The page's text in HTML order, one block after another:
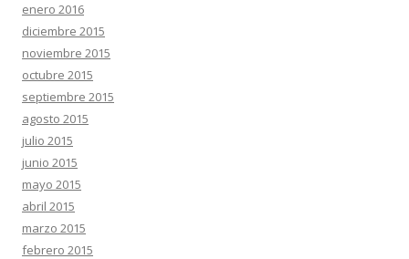
enero 2016
diciembre 2015
noviembre 2015
octubre 2015
septiembre 2015
agosto 2015
julio 2015
junio 2015
mayo 2015
abril 2015
marzo 2015
febrero 2015